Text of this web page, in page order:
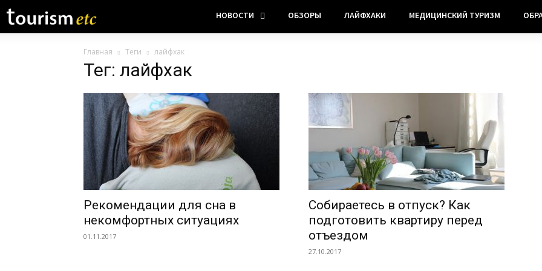
НОВОСТИ ОБЗОРЫ ЛАЙФХАКИ МЕДИЦИНСКИЙ ТУРИЗМ
Главная Теги лайфхак
Тег: лайфхак
Рекомендации для сна в
некомфортных ситуациях
01.11.2017
Собираетесь в отпуск? Как
подготовить квартиру перед
отъездом
27.10.2017